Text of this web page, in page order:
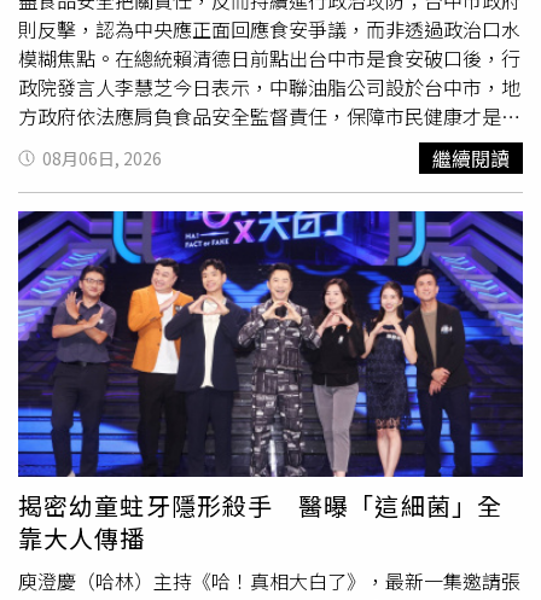
則反擊，認為中央應正面回應食安爭議，而非透過政治口水
模糊焦點。在總統賴清德日前點出台中市是食安破口後，行
政院發言人李慧芝今日表示，中聯油脂公司設於台中市，地
方政府依法應肩負食品安全監督責任，保障市民健康才是首
要職責，但市府卻將焦點放在政治攻防，令人感到遺憾。對
此，台中市政府發言人林谷隆回應，無論是先前豬瘟事件或
此次問題油品爭議，多位專家學者都認為，問題癥結在於中
央邊境管制及原料管理出現漏洞，而非地方查緝失職。他指
出，台中市政府主動再次前往業者稽查，卻反遭中央批評，
令人難以理解。林谷隆進一步表示，中央召開會議後訂定
「問題油品含量低於20％可免下架」的處理標準，但相關會
議竟讓業者全程參與，引發部分與會專家質疑決策程序及內
容。他指出，不少學者認為，這項標準並未真正解決食安問
題，反而可能衍生更多爭議。林谷隆呼籲，民眾目前最關心
的是食品安全，而非政治口水，希望中央政府正視外界對邊
境管理及食安制度的質疑，回應社會關切，不應以政治攻防
模糊事件焦點。
08月06日, 2026 繼續閱讀
揭密幼童蛀牙隱形殺手 醫曝「這細菌」全
靠大人傳播
庾澄慶（哈林）主持《哈！真相大白了》，最新一集邀請張